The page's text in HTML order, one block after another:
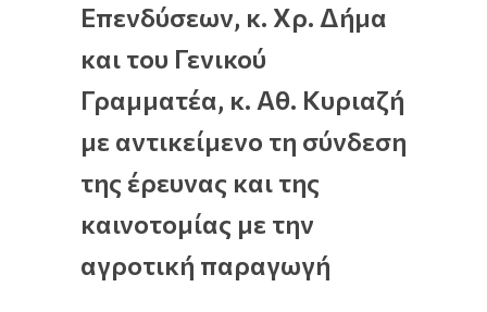
Επενδύσεων, κ. Χρ. Δήμα
και του Γενικού
Γραμματέα, κ. Αθ. Κυριαζή
με αντικείμενο τη σύνδεση
της έρευνας και της
καινοτομίας με την
αγροτική παραγωγή